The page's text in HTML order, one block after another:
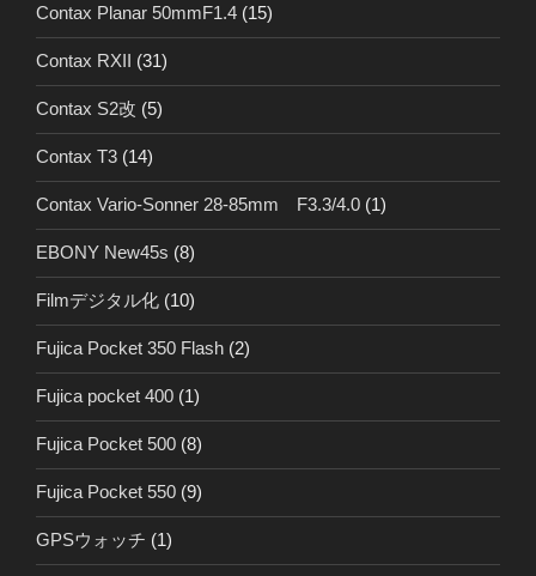
Contax Planar 50mmF1.4 (15)
Contax RXII (31)
Contax S2改 (5)
Contax T3 (14)
Contax Vario-Sonner 28-85mm F3.3/4.0 (1)
EBONY New45s (8)
Filmデジタル化 (10)
Fujica Pocket 350 Flash (2)
Fujica pocket 400 (1)
Fujica Pocket 500 (8)
Fujica Pocket 550 (9)
GPSウォッチ (1)